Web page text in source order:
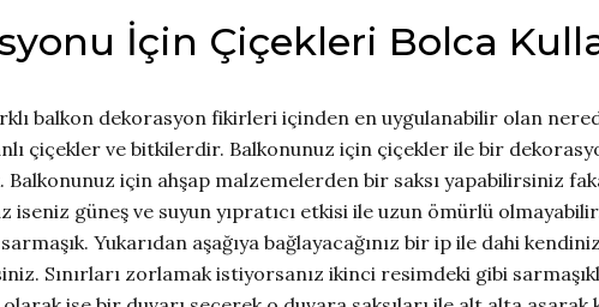
İçin Çiçekleri Bolca
balkon dekorasyon fikirleri içinden en uygulanabilir olan
çiçekler ve bitkilerdir. Balkonunuz için çiçekler ile bir
için ahşap malzemelerden bir saksı yapabilirsiniz
güneş ve suyun yıpratıcı etkisi ile uzun ömürlü
Yukarıdan aşağıya bağlayacağınız bir ip ile dahi
Sınırları zorlamak istiyorsanız ikinci resimdeki gibi